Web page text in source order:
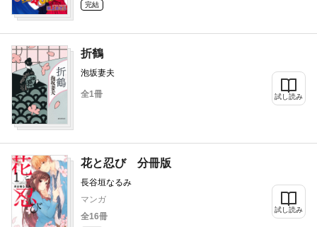
完結
折鶴
泡坂妻夫
全1冊 試し読み
花と忍び 分冊版
長谷垣なるみ
マンガ
全16冊
試し読み